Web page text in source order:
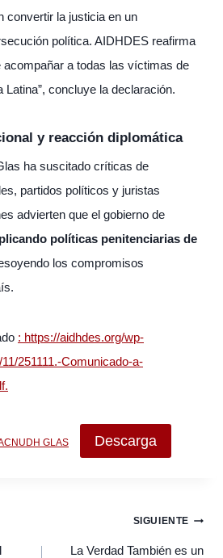
convertir la justicia en un
política. AIDHDES reafirma
a todas las víctimas de
Latina”, concluye la declaración.
y reacción diplomática
ha suscitado críticas de
partidos políticos y juristas
advierten que el gobierno de
políticas penitenciarias de
los compromisos
: https://aidhdes.org/wp-
251111.-Comunicado-a-
GLAS Descarga
SIGUIENTE
La Verdad También es un